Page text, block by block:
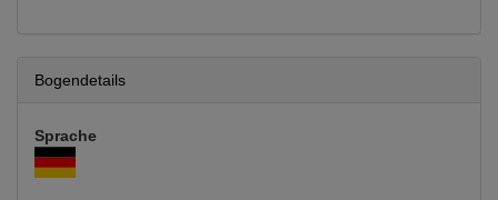
Bogendetails
Sprache